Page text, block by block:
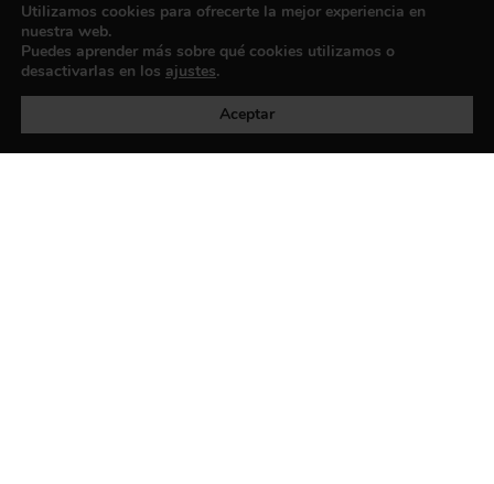
Política de privacidad
Utilizamos cookies para ofrecerte la mejor experiencia en
nuestra web.
Puedes aprender más sobre qué cookies utilizamos o
desactivarlas en los ajustes.
Aceptar